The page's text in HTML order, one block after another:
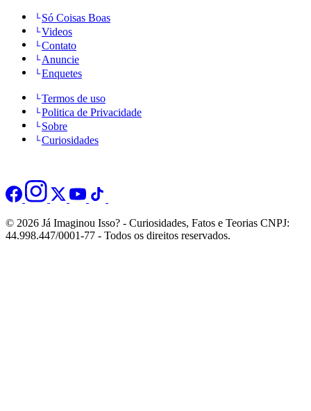
Só Coisas Boas
Videos
Contato
Anuncie
Enquetes
Termos de uso
Politica de Privacidade
Sobre
Curiosidades
© 2026 Já Imaginou Isso? - Curiosidades, Fatos e Teorias CNPJ:
44.998.447/0001-77 - Todos os direitos reservados.